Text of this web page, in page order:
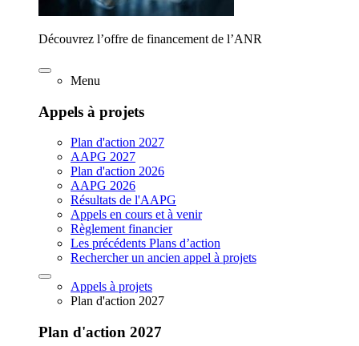
Découvrez l’offre de financement de l’ANR
Menu
Appels à projets
Plan d'action 2027
AAPG 2027
Plan d'action 2026
AAPG 2026
Résultats de l'AAPG
Appels en cours et à venir
Règlement financier
Les précédents Plans d’action
Rechercher un ancien appel à projets
Appels à projets
Plan d'action 2027
Plan d'action 2027